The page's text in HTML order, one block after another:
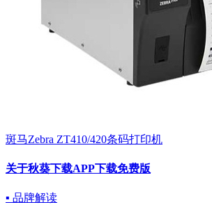
斑马Zebra ZT410/420条码打印机
关于秋葵下载APP下载免费版
▪ 品牌解读